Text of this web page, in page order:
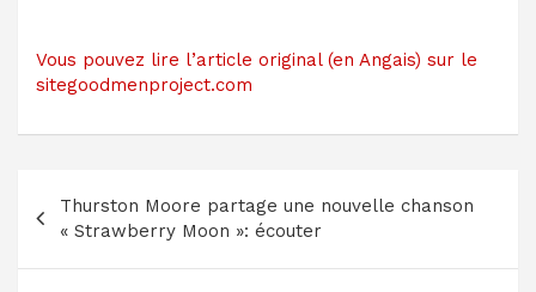
Vous pouvez lire l’article original (en Angais) sur le
sitegoodmenproject.com
de
l’article
Thurston Moore partage une nouvelle chanson
« Strawberry Moon »: écouter